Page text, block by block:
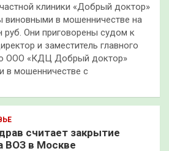
клиники «Добрый доктор»
виновными в мошенничестве на
руб. Они приговорены судом к
и заместитель главного
ООО «КДЦ Добрый доктор»
в мошенничестве с
считает закрытие
ВОЗ в Москве